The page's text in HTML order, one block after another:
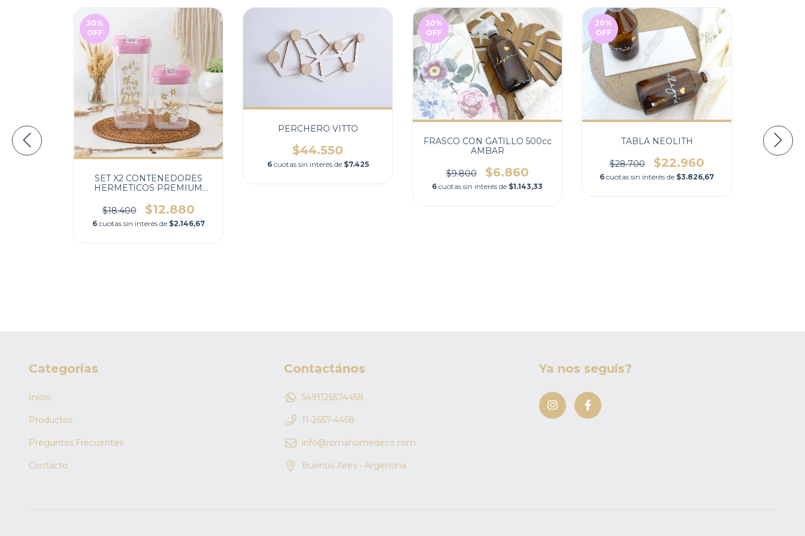
30%
OFF
SET X2 CONTENEDORES
HERMETICOS PREMIUM
$18.400
$12.880
6 cuotas sin interés de $2.146,67
PERCHERO VITTO
$44.550
6 cuotas sin interés de $7.425
30%
OFF
FRASCO CON GATILLO 500cc
AMBAR
$9.800 $6.860
6 cuotas sin interés de $1.143,33
20%
OFF
TABLA NEOLITH
$28.700 $22.960
6 cuotas sin interés de $3.826,67
Categorías
Inicio
Productos
Preguntas Frecuentes
Contacto
Contactános
5491126574458
11-2657-4458
info@romahomedeco.com
Buenos Aires - Argentina
Ya nos seguís?